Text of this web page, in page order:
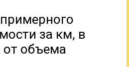
за км, в
от объема